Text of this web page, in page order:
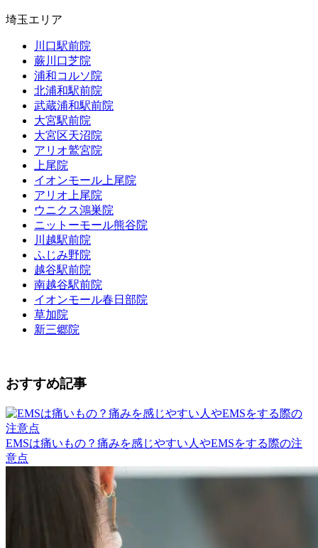
埼玉エリア
川口駅前院
蕨川口芝院
浦和コルソ院
北浦和駅前院
武蔵浦和駅前院
大宮駅前院
大宮区天沼院
アリオ鷲宮院
上尾院
イオンモール上尾院
アリオ上尾院
ウニクス鴻巣院
ニットーモール熊谷院
川越駅前院
ふじみ野院
越谷駅前院
南越谷駅前院
イオンモール春日部院
草加院
新三郷院
おすすめ記事
EMSは痛いもの？痛みを感じやすい人やEMSをする際の注
意点